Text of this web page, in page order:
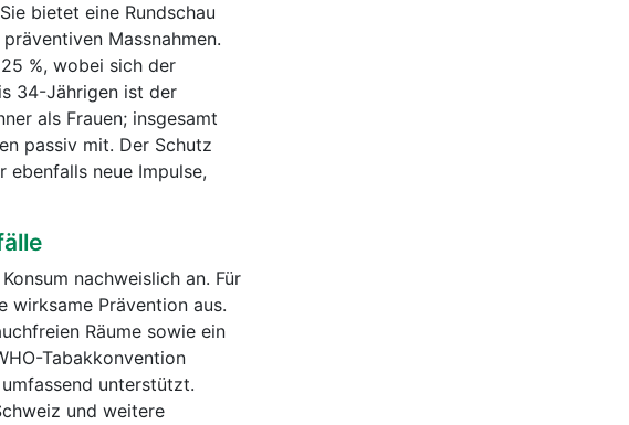
bietet eine Rundschau
Massnahmen.
%, wobei sich der
34-Jährigen ist der
als Frauen; insgesamt
passiv mit. Der Schutz
neue Impulse,
nachweislich an. Für
wirksame Prävention aus.
Räume sowie ein
Tabakkonvention
unterstützt.
und weitere